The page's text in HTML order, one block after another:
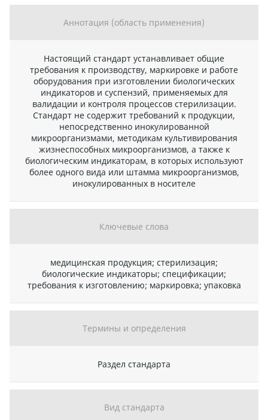
Аннотация (область применения)
Настоящий стандарт устанавливает общие
требования к производству, маркировке и работе
оборудования при изготовлении биологических
индикаторов и суспензий, применяемых для
валидации и контроля процессов стерилизации.
Стандарт не содержит требований к продукции,
непосредственно инокулированной
микроорганизмами, методикам культивирования
жизнеспособных микроорганизмов, а также к
биологическим индикаторам, в которых используют
более одного вида или штамма микроорганизмов,
инокулированных в носителе
Ключевые слова
медицинская продукция; стерилизация;
биологические индикаторы; спецификации;
требования к изготовлению; маркировка; упаковка
Термины и определения
Раздел стандарта
Вид стандарта